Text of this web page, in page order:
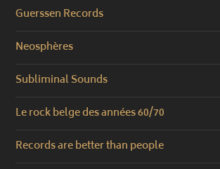
Guerssen Records
Neosphères
Subliminal Sounds
Le rock belge des années 60/70
Records are better than people